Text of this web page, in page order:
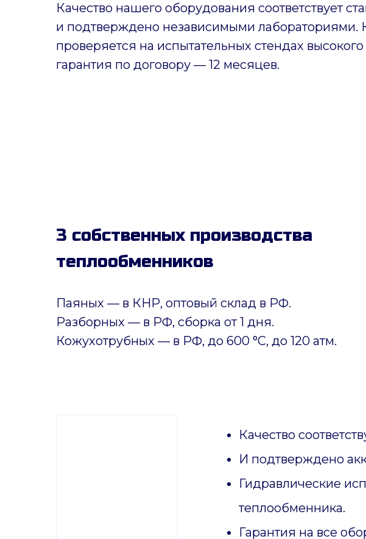
Качество нашего оборудования соответствует
и подтверждено независимыми лабораториями.
проверяется на испытательных стендах
гарантия по договору — 12 месяцев.
3 собственных производства
теплообменников
Паяных — в КНР, оптовый склад в РФ.
Разборных — в РФ, сборка от 1 дня.
Кожухотрубных — в РФ, до 600 °C, до 120 атм.
Качество
И подтверждено
Гидравлические
теплообменника.
Гарантия на все